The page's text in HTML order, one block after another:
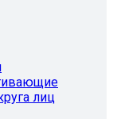
лиц